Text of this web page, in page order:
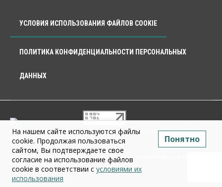
УСЛОВИЯ ИСПОЛЬЗОВАНИЯ ФАЙЛОВ COOKIE
ПОЛИТИКА КОНФИДЕНЦИАЛЬНОСТИ ПЕРСОНАЛЬНЫХ
ДАННЫХ
© 2026 г. Общество с ограниченной ответственностью «Новосибирск
Медиа» 18+
Infopro54 - Важные новости Новосибирска и Новосибирской области.
Новости Сибири
На нашем сайте используются файлы
cookie. Продолжая пользоваться
сайтом, Вы подтверждаете свое
согласие на использование файлов
cookie в соответствии с условиями их
использования
Понятно